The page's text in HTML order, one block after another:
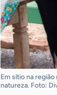
Em sítio na
natureza. Foto: